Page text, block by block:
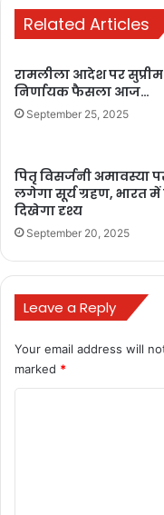
Related Articles
रामलीला आदेश पर सुप्रीम
निर्णायक फैसला आज…
September 25, 2025
पितृ विसर्जनी अमावस्या
लगेगा सूर्य ग्रहण, भारत में
दिखेगा दृश्य
September 20, 2025
Leave a Reply
Your email address will
marked *